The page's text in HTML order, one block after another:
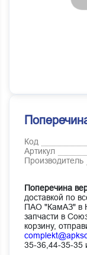
Код
Артикул
Производитель
Поперечина
доставкой по
ПАО "КамАЗ" в
запчасти в
корзину,
35-36,44-35-35